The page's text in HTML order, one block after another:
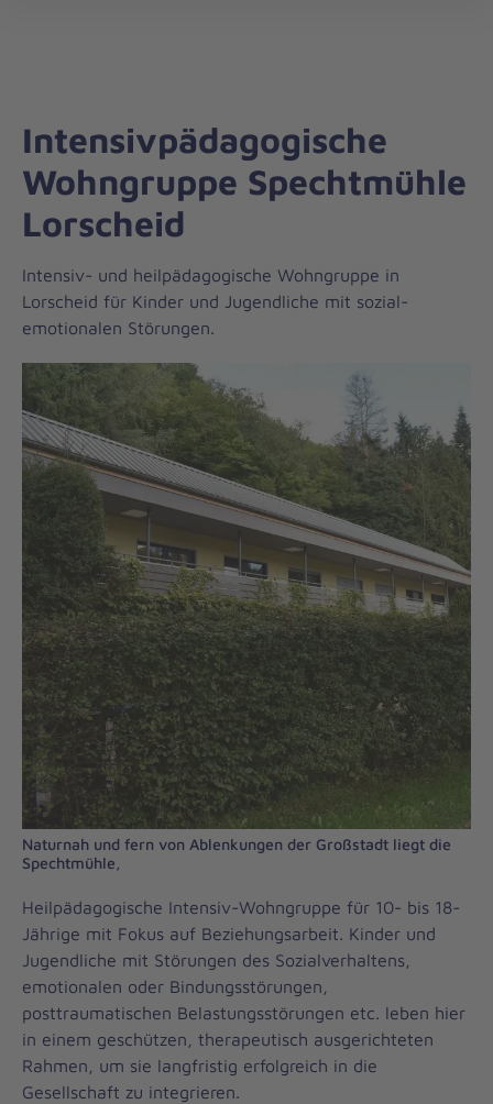
Intensivpädagogische
Wohngruppe Spechtmühle
Lorscheid
Intensiv- und heilpädagogische Wohngruppe in
Lorscheid für Kinder und Jugendliche mit sozial-
emotionalen Störungen.
Naturnah und fern von Ablenkungen der Großstadt liegt die
Spechtmühle,
Heilpädagogische Intensiv-Wohngruppe für 10- bis 18-
Jährige mit Fokus auf Beziehungsarbeit. Kinder und
Jugendliche mit Störungen des Sozialverhaltens,
emotionalen oder Bindungsstörungen,
posttraumatischen Belastungsstörungen etc. leben hier
in einem geschützen, therapeutisch ausgerichteten
Rahmen, um sie langfristig erfolgreich in die
Gesellschaft zu integrieren.